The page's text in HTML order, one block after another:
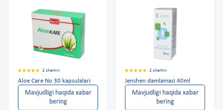
2 sharhni
Aloe Care No 30 kapsulalari
Mavjudligi haqida xabar
bering
2 sharhni
Jenshen damlamasi 40ml
Mavjudligi haqida xabar
bering